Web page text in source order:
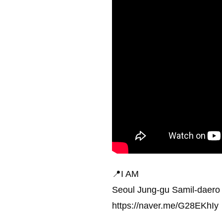
📍I AM
Seoul Jung-gu Samil-daero
https://naver.me/G28EKhIy